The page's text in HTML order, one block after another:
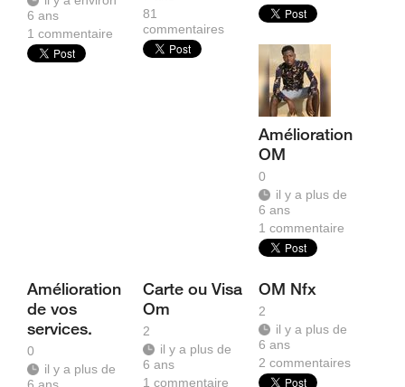
6 ans
1 commentaire
81
commentaires
Amélioration
OM
0
il y a plus de
6 ans
1commentaire
Amélioration
de vos
services.
0
il y a plus de
Carte ou Visa
Om
2
il y a plus de
6 ans
1commentaire
OM Nfx
2
il y a plus de
6 ans
2commentaires